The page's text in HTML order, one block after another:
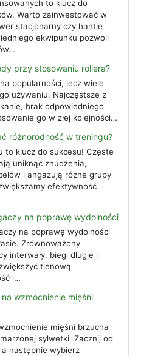
to klucz do
Warto zainwestować w
stacjonarny czy hantle
ekwipunku pozwoli
przy stosowaniu rollera?
popularności, lecz wiele
używaniu. Najczęstsze z
brak odpowiedniego
go w złej kolejności…
różnorodność w treningu?
to klucz do sukcesu! Częste
uniknąć znudzenia,
i angażują różne grupy
efektywność
na poprawę wydolności
na poprawę wydolności
Zrównoważony
interwały, biegi długie i
tlenową
i…
wzmocnienie mięśni
mięśni brzucha
sylwetki. Zacznij od
następnie wybierz